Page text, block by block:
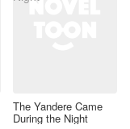
The Yandere Came
During the Night